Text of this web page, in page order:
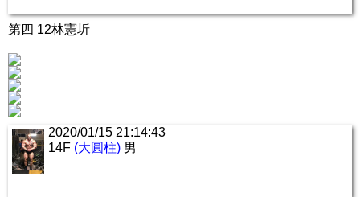
第四 12林憲圻
2020/01/15 21:14:43
14F (大圓柱) 男